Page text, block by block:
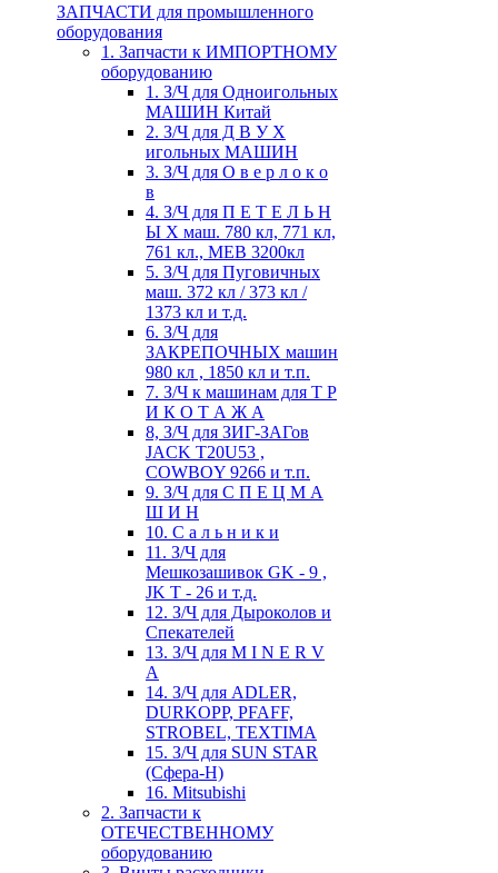
ЗАПЧАСТИ для промышленного
оборудования
1. Запчасти к ИМПОРТНОМУ
оборудованию
1. З/Ч для Одноигольных
МАШИН Китай
2. З/Ч для Д В У Х
игольных МАШИН
3. З/Ч для О в е р л о к о
в
4. З/Ч для П Е Т Е Л Ь Н
Ы Х маш. 780 кл, 771 кл,
761 кл., MEB 3200кл
5. З/Ч для Пуговичных
маш. 372 кл / 373 кл /
1373 кл и т.д.
6. З/Ч для
ЗАКРЕПОЧНЫХ машин
980 кл , 1850 кл и т.п.
7. З/Ч к машинам для Т Р
И К О Т А Ж А
8, З/Ч для ЗИГ-ЗАГов
JACK Т20U53 ,
COWBOY 9266 и т.п.
9. З/Ч для С П Е Ц М А
Ш И Н
10. С а л ь н и к и
11. З/Ч для
Мешкозашивок GK - 9 ,
JK T - 26 и т.д.
12. З/Ч для Дыроколов и
Спекателей
13. З/Ч для M I N E R V
A
14. З/Ч для ADLER,
DURKOPP, PFAFF,
STROBEL, TEXTIMA
15. З/Ч для SUN STAR
(Сфера-Н)
16. Mitsubishi
2. Запчасти к
ОТЕЧЕСТВЕННОМУ
оборудованию